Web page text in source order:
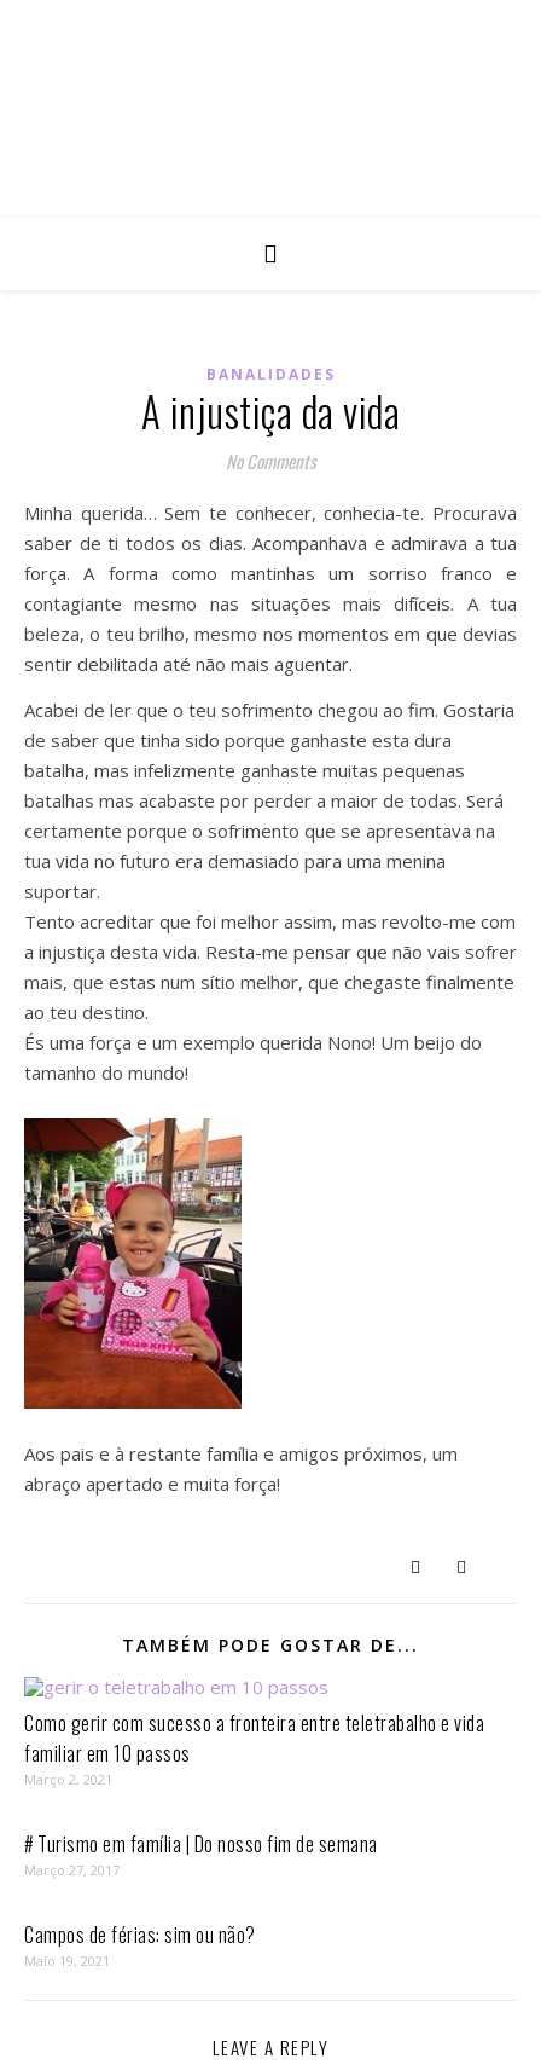
BANALIDADES
A injustiça da vida
No Comments
Minha querida… Sem te conhecer, conhecia-te. Procurava
saber de ti todos os dias. Acompanhava e admirava a tua
força. A forma como mantinhas um sorriso franco e
contagiante mesmo nas situações mais difíceis. A tua
beleza, o teu brilho, mesmo nos momentos em que devias
sentir debilitada até não mais aguentar.
Acabei de ler que o teu sofrimento chegou ao fim. Gostaria
de saber que tinha sido porque ganhaste esta dura
batalha, mas infelizmente ganhaste muitas pequenas
batalhas mas acabaste por perder a maior de todas. Será
certamente porque o sofrimento que se apresentava na
tua vida no futuro era demasiado para uma menina
suportar.
Tento acreditar que foi melhor assim, mas revolto-me com
a injustiça desta vida. Resta-me pensar que não vais sofrer
mais, que estas num sítio melhor, que chegaste finalmente
ao teu destino.
És uma força e um exemplo querida Nono! Um beijo do
tamanho do mundo!
Aos pais e à restante família e amigos próximos, um
abraço apertado e muita força!
TAMBÉM PODE GOSTAR DE...
Como gerir com sucesso a fronteira entre teletrabalho e vida
familiar em 10 passos⁣
Março 2, 2021
# Turismo em família | Do nosso fim de semana
Março 27, 2017
Campos de férias: sim ou não?
Maio 19, 2021
LEAVE A REPLY